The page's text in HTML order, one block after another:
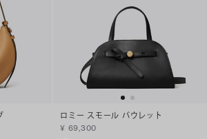
ロミー スモール バウレット
¥ 69,300